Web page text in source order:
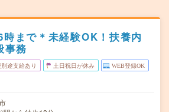
まで＊未経験OK！扶養内
事務
途支給あり 土日祝日が休み WEB登録OK